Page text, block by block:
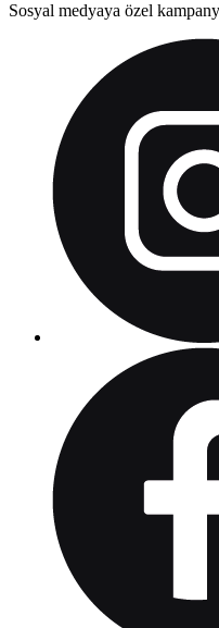
Sosyal medyaya özel